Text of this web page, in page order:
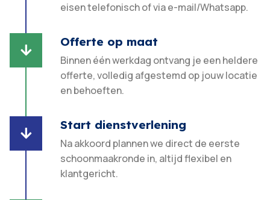
eisen telefonisch of via e-mail/Whatsapp.

Offerte op maat
Binnen één werkdag ontvang je een heldere
offerte, volledig afgestemd op jouw locatie
en behoeften.​

Start dienstverlening
Na akkoord plannen we direct de eerste
schoonmaakronde in, altijd flexibel en
klantgericht.​